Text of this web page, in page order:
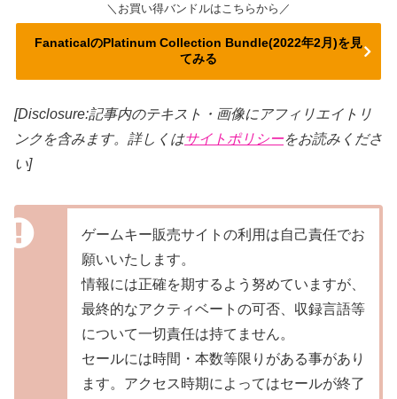
＼お買い得バンドルはこちらから／
FanaticalのPlatinum Collection Bundle(2022年2月)を見
てみる
[Disclosure:記事内のテキスト・画像にアフィリエイトリ
ンクを含みます。詳しくはサイトポリシーをお読みくださ
い]
ゲームキー販売サイトの利用は自己責任でお
願いいたします。
情報には正確を期するよう努めていますが、
最終的なアクティベートの可否、収録言語等
について一切責任は持てません。
セールには時間・本数等限りがある事があり
ます。アクセス時期によってはセールが終了